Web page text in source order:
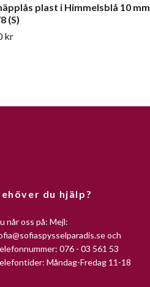
plast i Himmelsblå 10 mm
(S)
kr
du hjälp?
når oss på: Mejl:
och
076 - 03 561 53
Måndag-Fredag 11-18